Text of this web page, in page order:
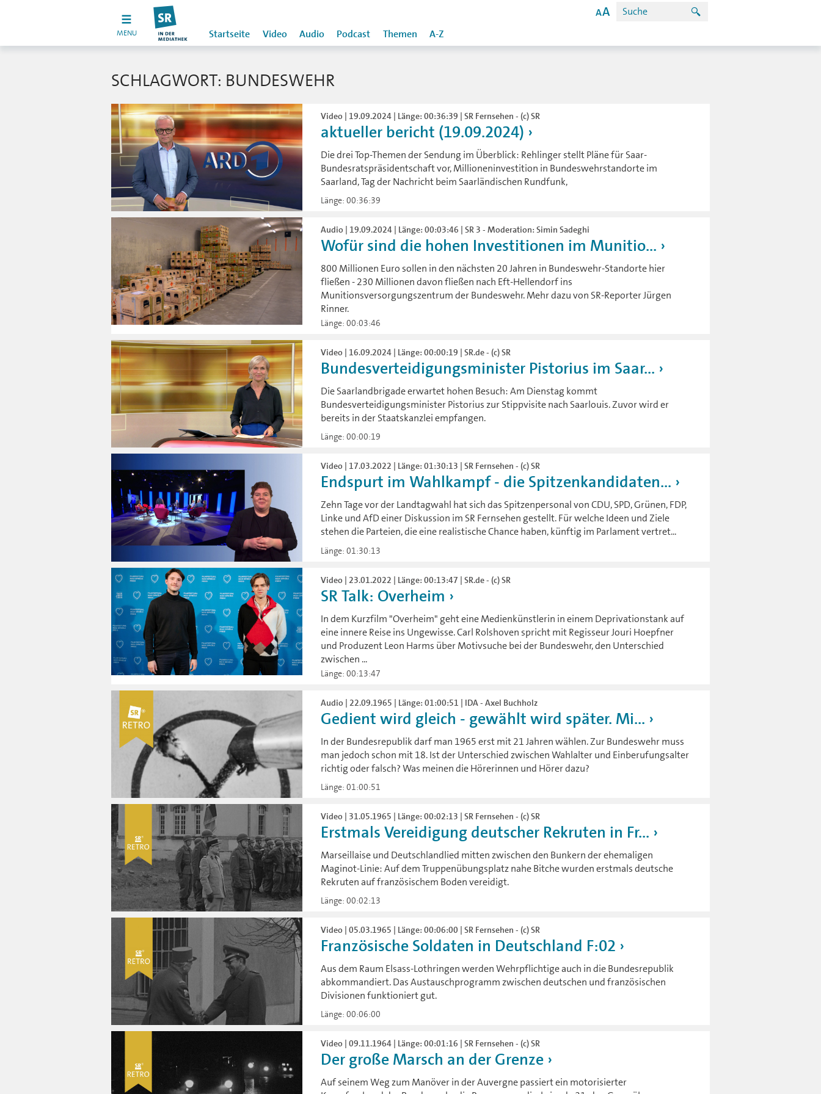
MENU Startseite Video Audio Podcast Themen A-Z
SCHLAGWORT: BUNDESWEHR
Video | 19.09.2024 | Länge: 00:36:39 | SR Fernsehen - (c) SR
aktueller bericht (19.09.2024)
Die drei Top-Themen der Sendung im Überblick: Rehlinger stellt Pläne für Saar-
Bundesratspräsidentschaft vor, Millioneninvestition in Bundeswehrstandorte im
Saarland, Tag der Nachricht beim Saarländischen Rundfunk,
Länge: 00:36:39
Audio | 19.09.2024 | Länge: 00:03:46 | SR 3 - Moderation: Simin Sadeghi
Wofür sind die hohen Investitionen im Munitio...
800 Millionen Euro sollen in den nächsten 20 Jahren in Bundeswehr-Standorte hier
fließen - 230 Millionen davon fließen nach Eft-Hellendorf ins
Munitionsversorgungszentrum der Bundeswehr. Mehr dazu von SR-Reporter Jürgen
Rinner.
Länge: 00:03:46
Video | 16.09.2024 | Länge: 00:00:19 | SR.de - (c) SR
Bundesverteidigungsminister Pistorius im Saar...
Die Saarlandbrigade erwartet hohen Besuch: Am Dienstag kommt
Bundesverteidigungsminister Pistorius zur Stippvisite nach Saarlouis. Zuvor wird er
bereits in der Staatskanzlei empfangen.
Länge: 00:00:19
Video | 17.03.2022 | Länge: 01:30:13 | SR Fernsehen - (c) SR
Endspurt im Wahlkampf - die Spitzenkandidaten...
Zehn Tage vor der Landtagwahl hat sich das Spitzenpersonal von CDU, SPD, Grünen, FDP,
Linke und AfD einer Diskussion im SR Fernsehen gestellt. Für welche Ideen und Ziele
stehen die Parteien, die eine realistische Chance haben, künftig im Parlament vertret...
Länge: 01:30:13
Video | 23.01.2022 | Länge: 00:13:47 | SR.de - (c) SR
SR Talk: Overheim
In dem Kurzfilm "Overheim" geht eine Medienkünstlerin in einem Deprivationstank auf
eine innere Reise ins Ungewisse. Carl Rolshoven spricht mit Regisseur Jouri Hoepfner
und Produzent Leon Harms über Motivsuche bei der Bundeswehr, den Unterschied
zwischen ...
Länge: 00:13:47
Audio | 22.09.1965 | Länge: 01:00:51 | IDA - Axel Buchholz
Gedient wird gleich - gewählt wird später. Mi...
In der Bundesrepublik darf man 1965 erst mit 21 Jahren wählen. Zur Bundeswehr muss
man jedoch schon mit 18. Ist der Unterschied zwischen Wahlalter und Einberufungsalter
richtig oder falsch? Was meinen die Hörerinnen und Hörer dazu?
Länge: 01:00:51
Video | 31.05.1965 | Länge: 00:02:13 | SR Fernsehen - (c) SR
Erstmals Vereidigung deutscher Rekruten in Fr...
Marseillaise und Deutschlandlied mitten zwischen den Bunkern der ehemaligen
Maginot-Linie: Auf dem Truppenübungsplatz nahe Bitche wurden erstmals deutsche
Rekruten auf französischem Boden vereidigt.
Länge: 00:02:13
Video | 05.03.1965 | Länge: 00:06:00 | SR Fernsehen - (c) SR
Französische Soldaten in Deutschland F:02
Aus dem Raum Elsass-Lothringen werden Wehrpflichtige auch in die Bundesrepublik
abkommandiert. Das Austauschprogramm zwischen deutschen und französischen
Divisionen funktioniert gut.
Länge: 00:06:00
Video | 09.11.1964 | Länge: 00:01:16 | SR Fernsehen - (c) SR
Der große Marsch an der Grenze
Auf seinem Weg zum Manöver in der Auvergne passiert ein motorisierter